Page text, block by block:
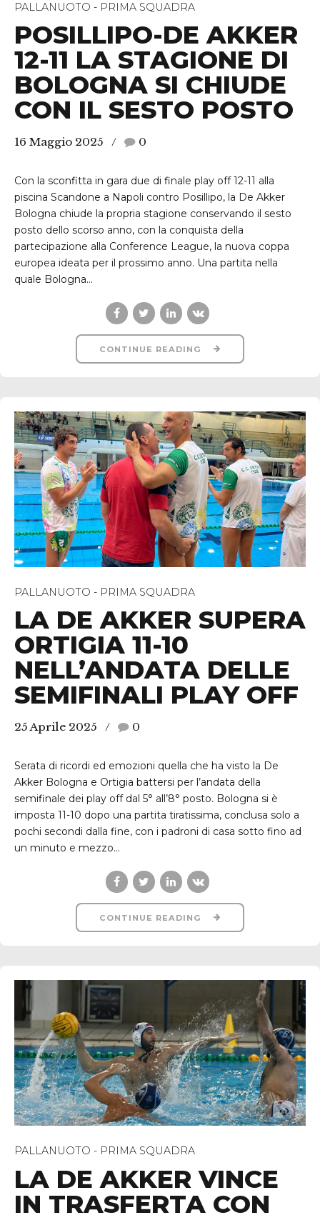
PALLANUOTO - PRIMA SQUADRA
POSILLIPO-DE AKKER
12-11 LA STAGIONE DI
BOLOGNA SI CHIUDE
CON IL SESTO POSTO
16 Maggio 2025 0
Con la sconfitta in gara due di finale play off 12-11 alla
piscina Scandone a Napoli contro Posillipo, la De Akker
Bologna chiude la propria stagione conservando il sesto
posto dello scorso anno, con la conquista della
partecipazione alla Conference League, la nuova coppa
europea ideata per il prossimo anno. Una partita nella
quale Bologna...
CONTINUE READING
PALLANUOTO - PRIMA SQUADRA
LA DE AKKER SUPERA
ORTIGIA 11-10
NELL’ANDATA DELLE
SEMIFINALI PLAY OFF
25 Aprile 2025 0
Serata di ricordi ed emozioni quella che ha visto la De
Akker Bologna e Ortigia battersi per l’andata della
semifinale dei play off dal 5° all’8° posto. Bologna si è
imposta 11-10 dopo una partita tiratissima, conclusa solo a
pochi secondi dalla fine, con i padroni di casa sotto fino ad
un minuto e mezzo...
CONTINUE READING
PALLANUOTO - PRIMA SQUADRA
LA DE AKKER VINCE
IN TRASFERTA CON